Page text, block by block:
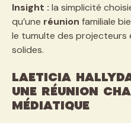
Insight : la simplicité
qu’une réunion familiale
le tumulte des projecteurs
solides.
Laeticia
une réunion
médiatique